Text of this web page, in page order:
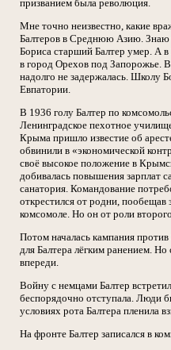
призванием была революция.
Мне точно неизвестно, какие
Балтеров в Среднюю Азию. Знаю
Бориса старший Балтер умер. А в
в город Орехов под Запорожье.
надолго не задержалась. Школу
Евпатории.
В 1936 голу Балтер по
Ленинградское пехотное
Крыма пришло известие об
обвинили в «экономической
своё высокое положение в
добивалась повышения зарплат
санатория. Командование
открестился от родни, пообещав
комсомоле. Но он от роли
Потом началась кампания
для Балтера лёгким ранением.
впереди.
Войну с немцами Балтер
беспорядочно отступала. Люди
условиях рота Балтера пленила
На фронте Балтер записался в